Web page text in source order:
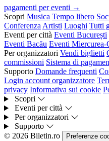
pagamenti per eventi →
Scopri Musica Tempo libero
ConferenzaArtisti Luoghi Tutti
Eventi per città Eventi București
Eventi Bacău Eventi Miercurea-
Per organizzatori Vendi biglietti
commissioni Sistema di
Supporto Domande frequenti
Login account organizzatore
privacy Informativa sui cookie
Scopri
Eventi per città
Per organizzatori
Supporto
© 2026 Biletin.ro
Preferenze